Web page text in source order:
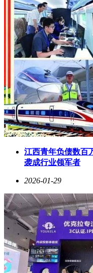
江西青年负债数百
袭成行业领军者
2026-01-29